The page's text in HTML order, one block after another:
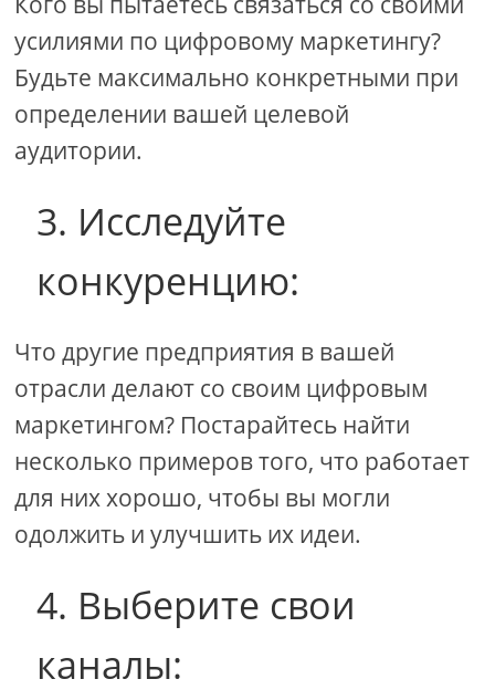
усилиями по цифровому маркетингу?
Будьте максимально конкретными при
определении вашей целевой
аудитории.
3. Исследуйте
конкуренцию:
Что другие предприятия в вашей
отрасли делают со своим цифровым
маркетингом? Постарайтесь найти
несколько примеров того, что работает
для них хорошо, чтобы вы могли
одолжить и улучшить их идеи.
4. Выберите свои
каналы: